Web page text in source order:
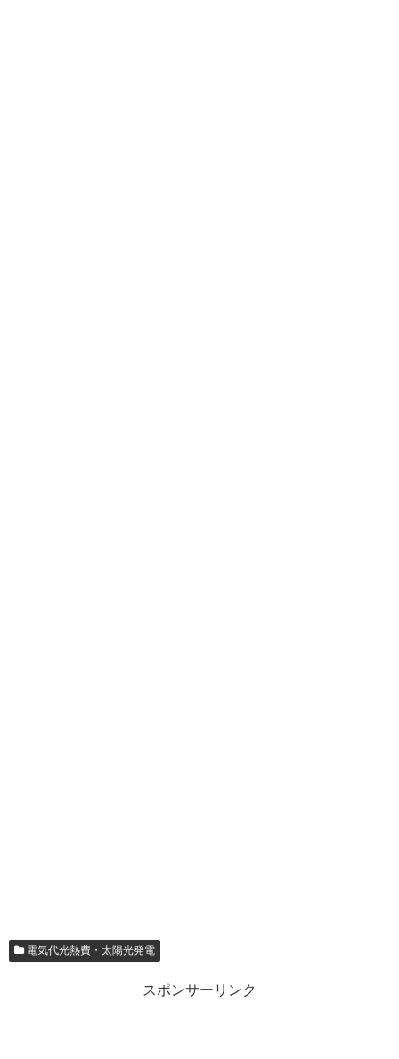
電気代光熱費・太陽光発電
スポンサーリンク